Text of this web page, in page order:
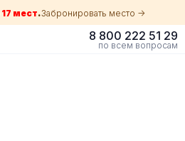
17 мест.Забронировать место ->
8 800 222 51 29
по всем вопросам